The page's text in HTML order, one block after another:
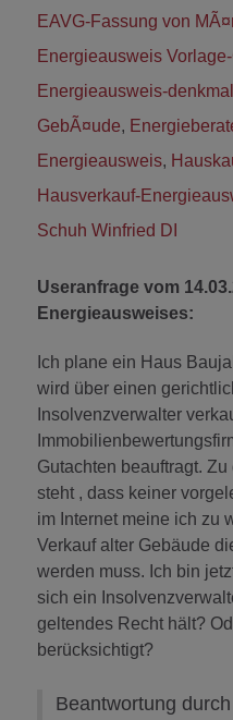
EAVG-Fassung von
Energieausweis
Energieausweis-
GebÃ¤ude,
Energieausweis,
Hausverkauf-
Schuh Winfried DI
Useranfrage vom
Energieausweises:
Ich plane ein Haus
wird über einen
Insolvenzverwalter
Gutachten beauftragt.
steht , dass keiner
im Internet meine ich zu
Verkauf alter Gebäude
werden muss. Ich bin
sich ein
geltendes Recht hält?
berücksichtigt?
Beantwortung durch